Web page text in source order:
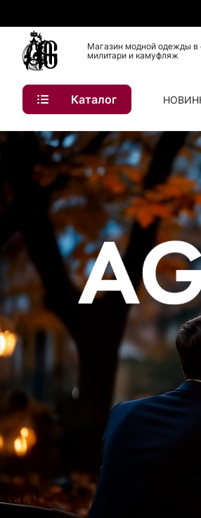
Магазин модной одежды в
милитари и камуфляж
Каталог